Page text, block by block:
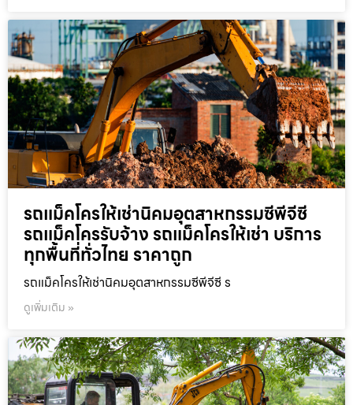
รถแม็คโครให้เช่านิคมอุตสาหกรรมซีพีจีซี
รถแม็คโครรับจ้าง รถแม็คโครให้เช่า บริการ
ทุกพื้นที่ทั่วไทย ราคาถูก
รถแม็คโครให้เช่านิคมอุตสาหกรรมซีพีจีซี ร
ดูเพิ่มเติม »